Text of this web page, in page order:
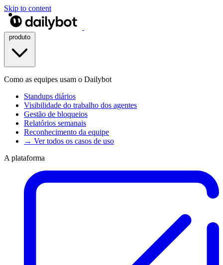
Skip to content
Como as equipes usam o Dailybot
Standups diários
Visibilidade do trabalho dos agentes
Gestão de bloqueios
Relatórios semanais
Reconhecimento da equipe
→ Ver todos os casos de uso
A plataforma